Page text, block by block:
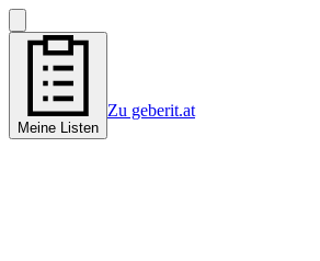
Meine Listen
Zu geberit.at